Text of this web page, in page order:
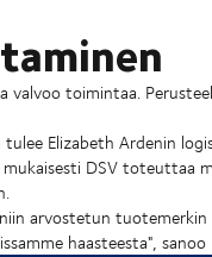
valvoo toimintaa.
Elizabeth Ardenin
DSV
arvostetun
haasteesta",